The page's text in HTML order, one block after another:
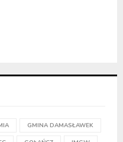
GMINA DAMASŁAWEK